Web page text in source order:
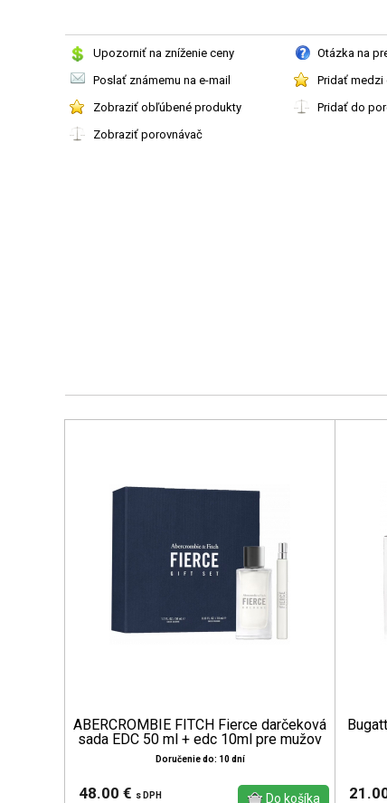
Upozorniť na zníženie ceny
Otázka na
Poslať známemu na e-mail
Pridať
Zobraziť obľúbené produkty
Pridať do
Zobraziť porovnávač
ABERCROMBIE FITCH Fierce darčeková
sada EDC 50 ml + edc 10ml pre mužov
Doručenie do: 10 dní
48.00 € s DPH